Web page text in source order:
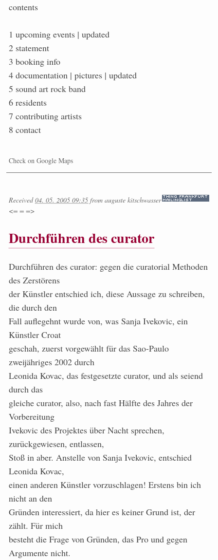
contents
1 upcoming events | updated
2 statement
3 booking info
4 documentation | pictures | updated
5 sound art rock band
6 residents
7 contributing artists
8 contact
Check on Google Maps
Received04. 05. 2005 09:35 from auguste kitschwasser
<= = =>
Durchführen des curator
Durchführen des curator: gegen die curatorial Methoden
des Zerstörens
der Künstler entschied ich, diese Aussage zu schreiben,
die durch den
Fall auflegehnt wurde von, was Sanja Ivekovic, ein
Künstler Croat
geschah, zuerst vorgewählt für das Sao-Paulo
zweijähriges 2002 durch
Leonida Kovac, das festgesetzte curator, und als seiend
durch das
gleiche curator, also, nach fast Hälfte des Jahres der
Vorbereitung
Ivekovic des Projektes über Nacht sprechen,
zurückgewiesen, entlassen,
Stoß in aber. Anstelle von Sanja Ivekovic, entschied
Leonida Kovac,
einen anderen Künstler vorzuschlagen! Erstens bin ich
nicht an den
Gründen interessiert, da hier es keiner Grund ist, der
zählt. Für mich
besteht die Frage von Gründen, das Pro und gegen
Argumente nicht.